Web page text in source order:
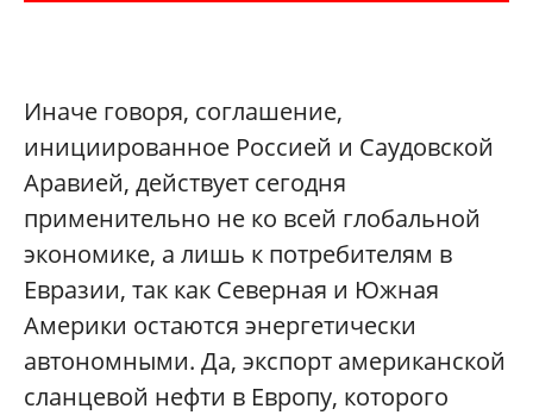
Иначе говоря, соглашение,
инициированное Россией и Саудовской
Аравией, действует сегодня
применительно не ко всей глобальной
экономике, а лишь к потребителям в
Евразии, так как Северная и Южная
Америки остаются энергетически
автономными. Да, экспорт американской
сланцевой нефти в Европу, которого